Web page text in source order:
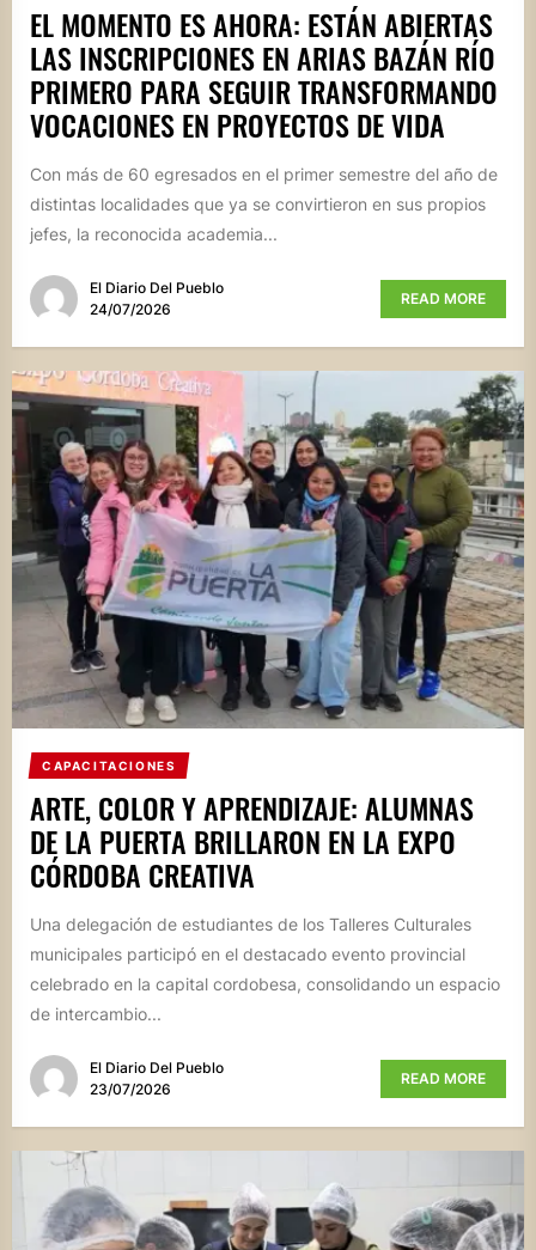
EL MOMENTO ES AHORA: ESTÁN ABIERTAS
LAS INSCRIPCIONES EN ARIAS BAZÁN RÍO
PRIMERO PARA SEGUIR TRANSFORMANDO
VOCACIONES EN PROYECTOS DE VIDA
Con más de 60 egresados en el primer semestre del año de
distintas localidades que ya se convirtieron en sus propios
jefes, la reconocida academia...
El Diario Del Pueblo
24/07/2026
READ MORE
CAPACITACIONES
ARTE, COLOR Y APRENDIZAJE: ALUMNAS
DE LA PUERTA BRILLARON EN LA EXPO
CÓRDOBA CREATIVA
Una delegación de estudiantes de los Talleres Culturales
municipales participó en el destacado evento provincial
celebrado en la capital cordobesa, consolidando un espacio
de intercambio...
El Diario Del Pueblo
23/07/2026
READ MORE